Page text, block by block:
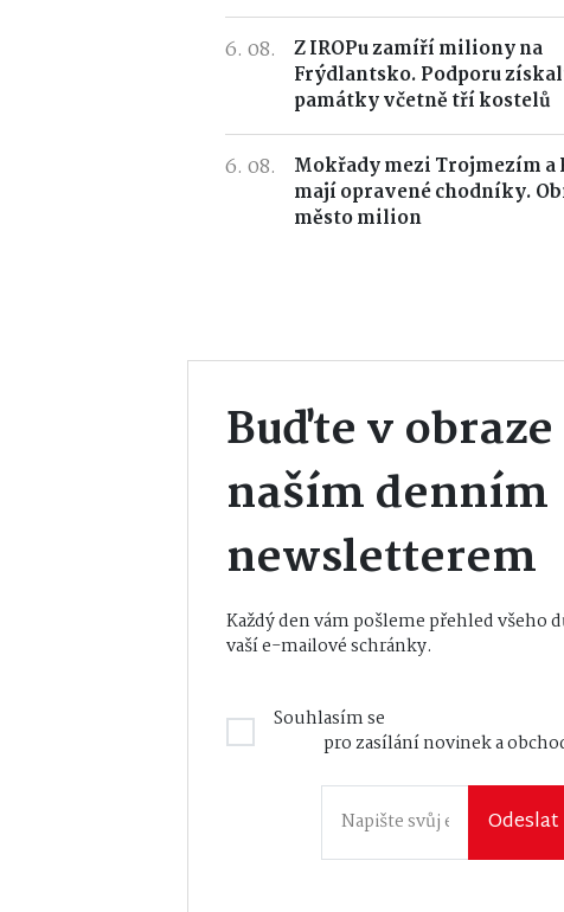
6. 08.
Z IROPu zamíří miliony na
Frýdlantsko. Podporu
památky včetně tří kostelů
6. 08.
Mokřady mezi Trojmezím
mají opravené chodníky.
město milion
Buďte v obraze
naším denním
newsletterem
Každý den vám pošleme přehled všeho
vaší e-mailové schránky.
Souhlasím se
pro zasílání novinek a
Odeslat